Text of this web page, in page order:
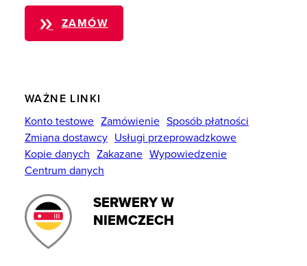
ZAMÓW
WAŻNE LINKI
Konto testowe Zamówienie Sposób płatności
Zmiana dostawcy Usługi przeprowadzkowe
Kopie danych Zakazane Wypowiedzenie
Centrum danych
SERWERY W
NIEMCZECH